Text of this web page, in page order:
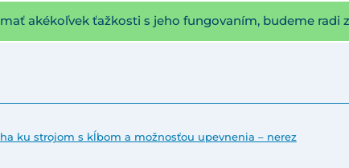
akékoľvek ťažkosti s jeho fungovaním, budeme radi
ku strojom s kĺbom a možnosťou upevnenia – nerez